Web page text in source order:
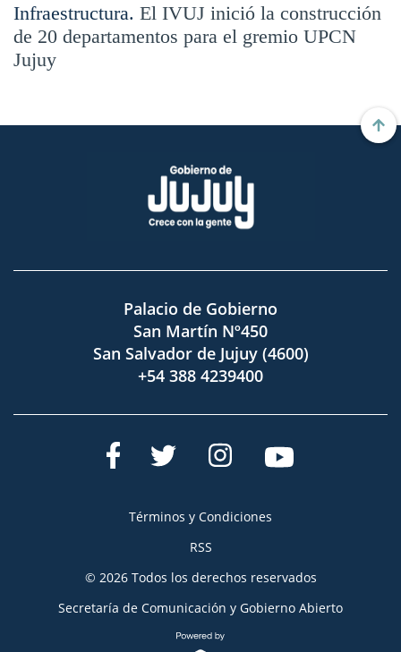
Infraestructura. El IVUJ inició la construcción
de 20 departamentos para el gremio UPCN
Jujuy
Palacio de Gobierno
San Martín Nº450
San Salvador de Jujuy (4600)
+54 388 4239400
Términos y Condiciones
RSS
© 2026 Todos los derechos reservados
Secretaría de Comunicación y Gobierno Abierto